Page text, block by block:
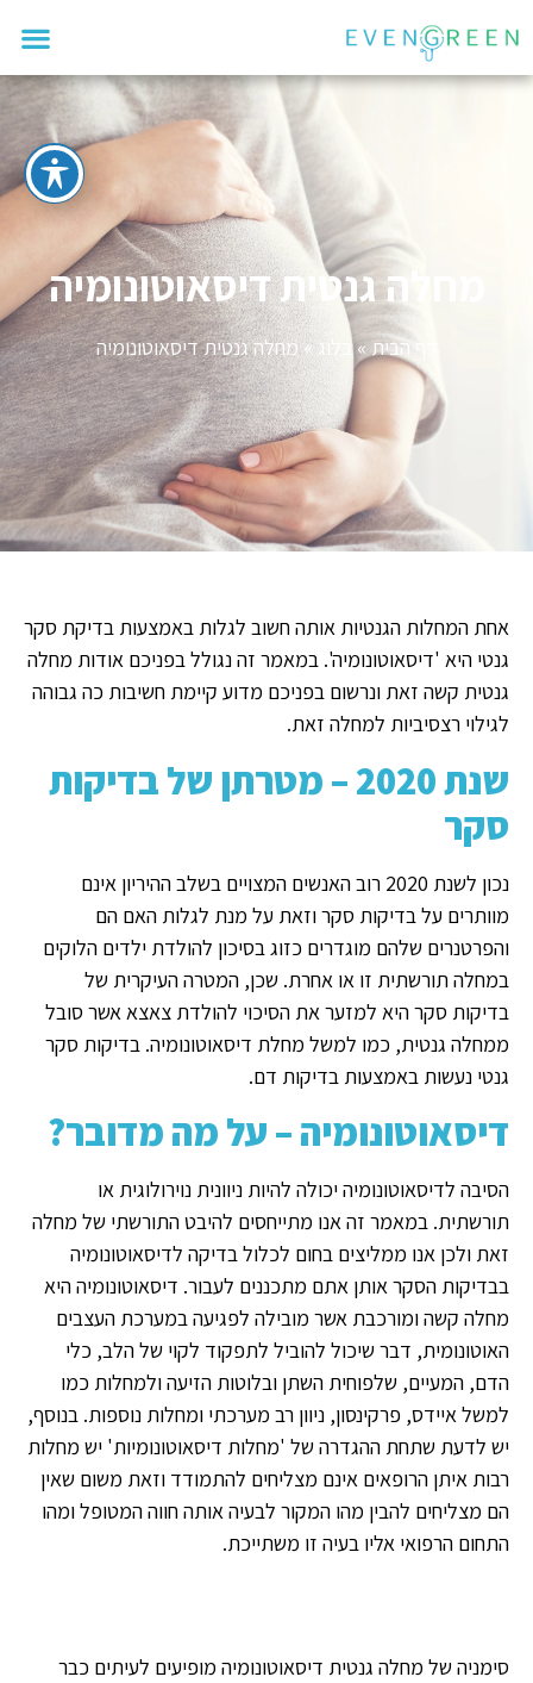
מחלה גנטית דיסאוטונומיה
דף הבית»בלוג » מחלה גנטית דיסאוטונומיה
אחת המחלות הגנטיות אותה חשוב לגלות באמצעות בדיקת סקר
גנטי היא 'דיסאוטונומיה'. במאמר זה נגולל בפניכם אודות מחלה
גנטית קשה זאת ונרשום בפניכם מדוע קיימת חשיבות כה גבוהה
לגילוי רצסיביות למחלה זאת.
שנת 2020 – מטרתן של בדיקות
סקר
נכון לשנת 2020 רוב האנשים המצויים בשלב ההיריון אינם
מוותרים על בדיקות סקר וזאת על מנת לגלות האם הם
והפרטנרים שלהם מוגדרים כזוג בסיכון להולדת ילדים הלוקים
במחלה תורשתית זו או אחרת. שכן, המטרה העיקרית של
בדיקות סקר היא למזער את הסיכוי להולדת צאצא אשר סובל
ממחלה גנטית, כמו למשל מחלת דיסאוטונומיה. בדיקות סקר
גנטי נעשות באמצעות בדיקות דם.
דיסאוטונומיה – על מה מדובר?
הסיבה לדיסאוטונומיה יכולה להיות ניוונית נוירולוגית או
תורשתית. במאמר זה אנו מתייחסים להיבט התורשתי של מחלה
זאת ולכן אנו ממליצים בחום לכלול בדיקה לדיסאוטונומיה
בבדיקות הסקר אותן אתם מתכננים לעבור. דיסאוטונומיה היא
מחלה קשה ומורכבת אשר מובילה לפגיעה במערכת העצבים
האוטונומית, דבר שיכול להוביל לתפקוד לקוי של הלב, כלי
הדם, המעיים, שלפוחית השתן ובלוטות הזיעה ולמחלות כמו
למשל איידס, פרקינסון, ניוון רב מערכתי ומחלות נוספות. בנוסף,
יש לדעת שתחת ההגדרה של 'מחלות דיסאוטונומיות' יש מחלות
רבות איתן הרופאים אינם מצליחים להתמודד וזאת משום שאין
הם מצליחים להבין מהו המקור לבעיה אותה חווה המטופל ומהו
התחום הרפואי אליו בעיה זו משתייכת.
סימניה של מחלה גנטית דיסאוטונומיה מופיעים לעיתים כבר